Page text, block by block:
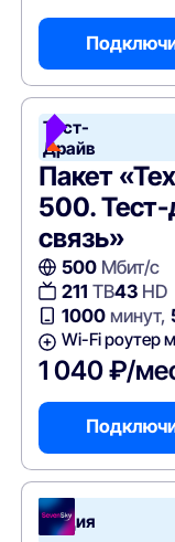
Тест-
Драйв
Пакет
500.
связь»
500Мбит/с
211 ТВ43HD
1000минут,
Wi-Fi роутер
1 040 ₽/
Акция